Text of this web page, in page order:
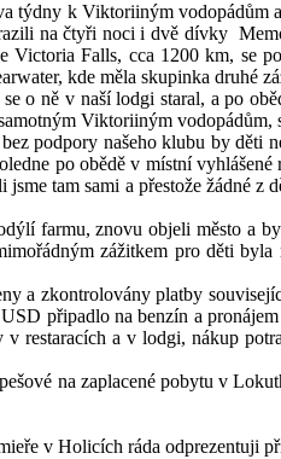
týdny k Viktoriiným
na čtyři noci i dvě dívky
Falls, cca 1200 km, se
kde měla skupinka druhé
o ně v naší lodgi staral, a po
Viktoriiným
podpory našeho klubu by děti
po obědě v místní
tam sami a přestože žádné
farmu, znovu objeli město a
zážitkem pro děti
a zkontrolovány platby
připadlo na benzín a
a v lodgi, nákup
na zaplacené pobytu v
v Holicích ráda odprezentuji